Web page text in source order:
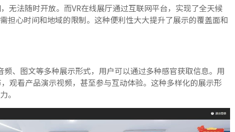
无法随时开放。而VR在线展厅通过互联网平台，实现了全天候
担心时间和地域的限制。这种便利性大大提升了展示的覆盖面和
、图文等多种展示形式，用户可以通过多种感官获取信息。用
观看产品演示视频，甚至参与互动体验。这种多样化的展示形
。